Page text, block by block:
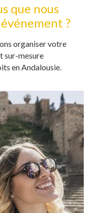
que nous
?
organiser votre
sur-mesure
en Andalousie.